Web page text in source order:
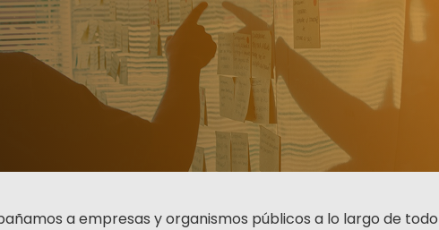
a empresas y organismos públicos a lo largo de